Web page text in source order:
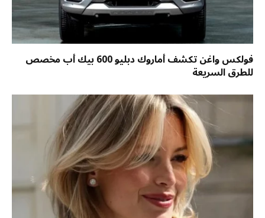
فولكس واغن تكشف أماروك دبليو 600 بيك أب مخصص
للطرق السريعة